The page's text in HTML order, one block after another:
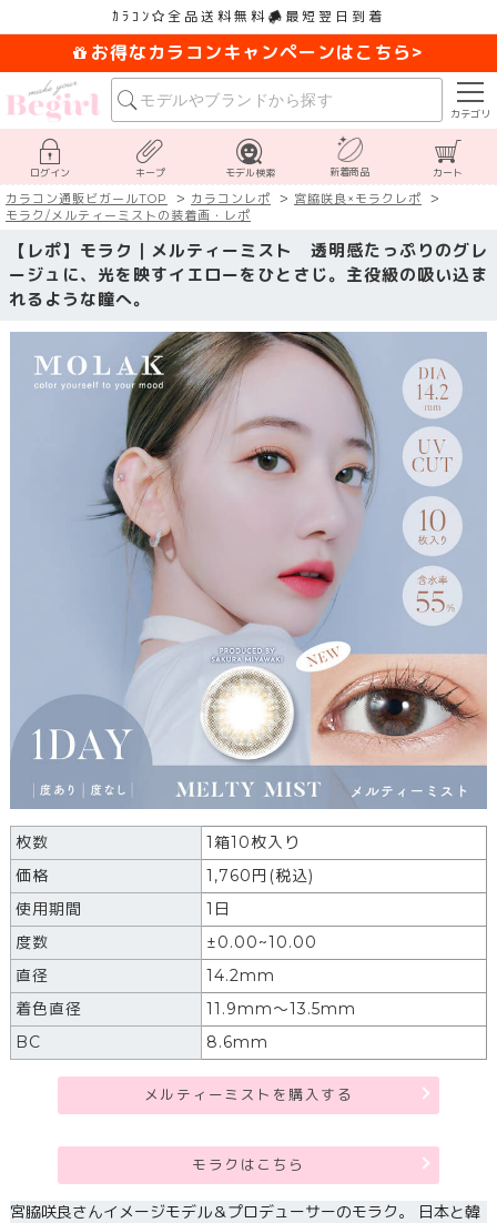
ｶﾗｺﾝ 全品送料無料 最短翌日到着
お得なカラコンキャンペーンはこちら>
カテゴリ
ログイン キープ モデル検索 新着商品 カート
カラコン通販ビガールTOP カラコンレポ
宮脇咲良×モラクレポ
モラク/メルティーミストの装着画・レポ
【レポ】モラク｜メルティーミスト 透明感たっぷりのグレ
ージュに、光を映すイエローをひとさじ。主役級の吸い込ま
れるような瞳へ。
枚数
1箱10枚入り
価格
1,760円 (税込)
使用期間
1日
度数
±0.00~10.00
直径
14.2mm
着色直径
11.9mm～13.5mm
BC
8.6mm
メルティーミストを購入する
モラクはこちら
宮脇咲良さんイメージモデル＆プロデューサーのモラク。 日本と韓